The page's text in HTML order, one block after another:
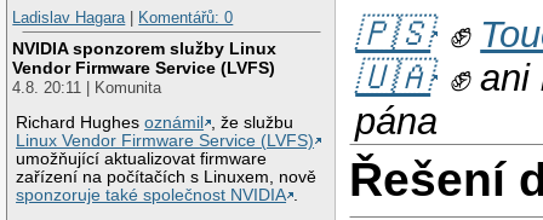
Ladislav Hagara
Komentářů: 0
NVIDIA sponzorem služby Linux
Vendor Firmware Service (LVFS)
4.8. 20:11 | Komunita
Richard Hughesoznámil
, že službu
Linux Vendor Firmware Service (LVFS)
umožňující aktualizovat firmware
zařízení na počítačích s Linuxem, nově
sponzoruje také společnost NVIDIA .
🇵🇸 ✊
🇺🇦 ✊
pána
Řešení